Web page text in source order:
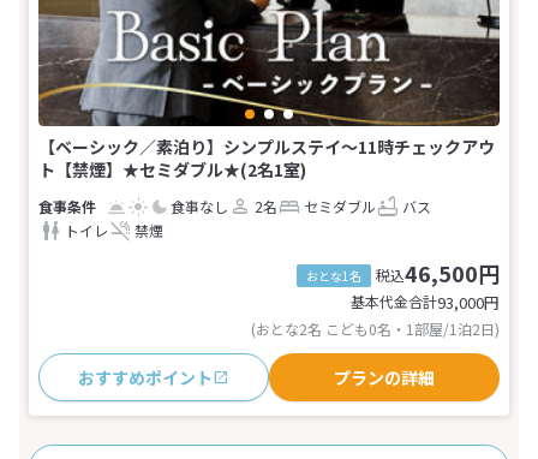
【ベーシック／素泊り】シンプルステイ〜11時チェックアウ
ト【禁煙】★セミダブル★(2名1室)
食事なし 2名 セミダブル
バス
トイレ
禁煙
おとな1名 税込46,500円
基本代金合計93,000円
(おとな2名 こども0名・1部屋/1泊2日)
おすすめポイント プランの詳細